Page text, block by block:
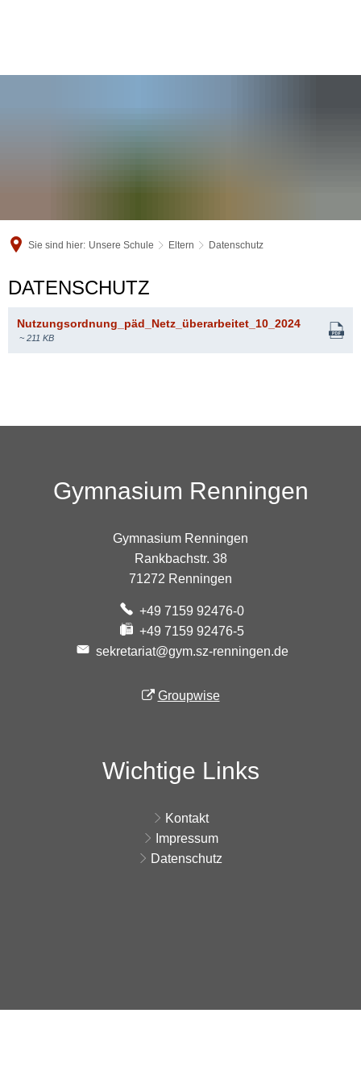
Sie sind hier: Unsere Schule Eltern Datenschutz
Datenschutz
DATENSCHUTZ
Nutzungsordnung_päd_Netz_überarbeitet_10_2024
~ 211 KB
Gymnasium Renningen
Gymnasium Renningen
Rankbachstr. 38
71272 Renningen
+49 7159 92476-0
+49 7159 92476-5
sekretariat@gym.sz-renningen.de
Groupwise
Wichtige Links
Kontakt
Impressum
Datenschutz